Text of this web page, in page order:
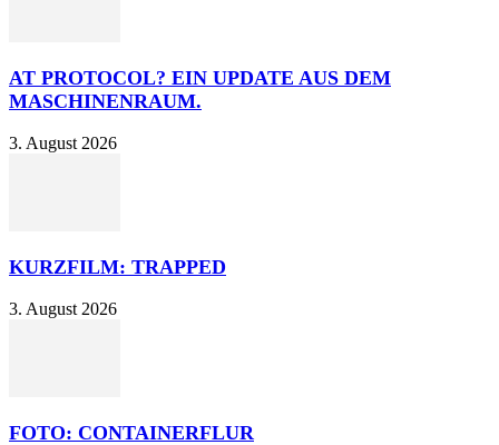
AT PROTOCOL? EIN UPDATE AUS DEM
MASCHINENRAUM.
3. August 2026
KURZFILM: TRAPPED
3. August 2026
FOTO: CONTAINERFLUR